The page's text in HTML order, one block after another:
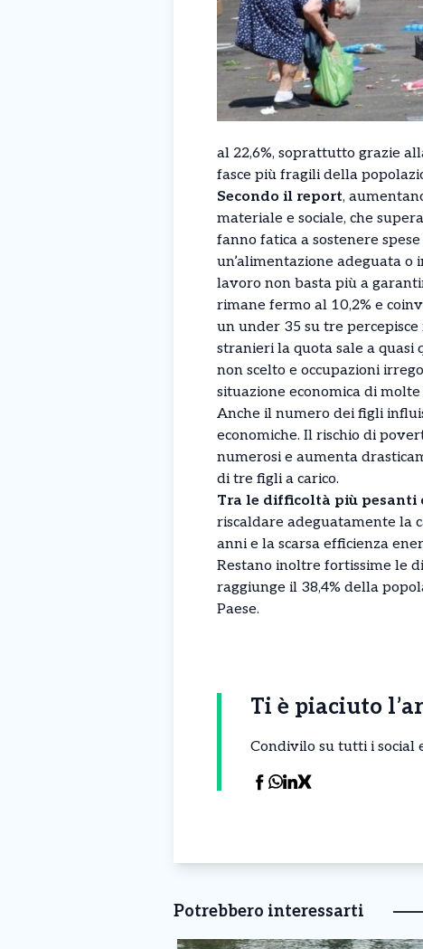
al 22,6%, soprattutto grazie
fasce più fragili della
Secondo il report,
materiale e sociale, che
fanno fatica a sostenere
un’alimentazione adeguata o
lavoro non basta più a
rimane fermo al 10,2% e
un under 35 su tre
stranieri la quota sale a
non scelto e occupazioni
situazione economica di
Anche il numero dei figli
economiche. Il rischio di
numerosi e aumenta
di tre figli a carico.
Tra le difficoltà più pesanti
riscaldare adeguatamente la
anni e la scarsa efficienza
Restano inoltre fortissime le
raggiunge il 38,4% della
Paese.
Ti è piaciuto
Condivilo su tutti i social
Potrebbero interessarti